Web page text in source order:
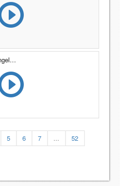
Apokalypse 7: An den "Engel" in Smyrna (Offenbarung 2:8-11)
5 6 7 ...
52